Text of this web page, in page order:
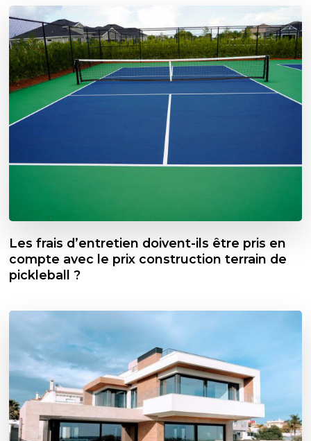
Les frais d’entretien doivent-ils être pris en
compte avec le prix construction terrain de
pickleball ?